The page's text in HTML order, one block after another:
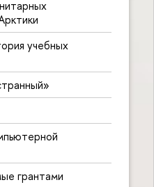
учебных
грантами